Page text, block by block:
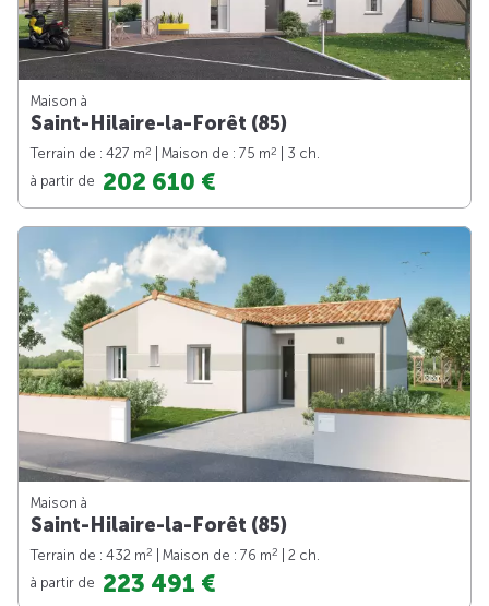
Maison à
Saint-Hilaire-la-Forêt (85)
Terrain de : 427 m2 | Maison de : 75 m2
| 3 ch.
à partir de 202 610 €
Maison à
Saint-Hilaire-la-Forêt (85)
Terrain de : 432 m2 | Maison de : 76 m2
| 2 ch.
à partir de 223 491 €